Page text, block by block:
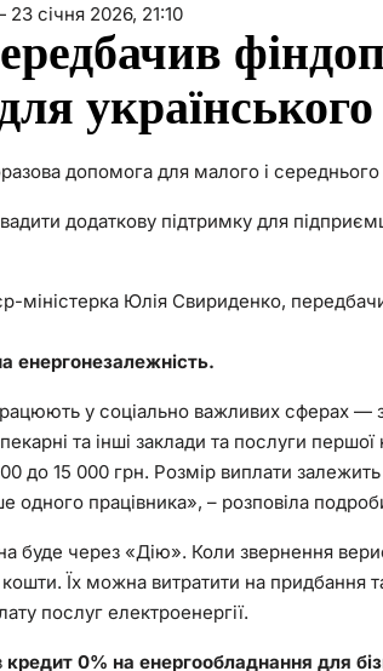
23 січня 2026, 21:10
українського
допомога для малого і середнього
додаткову підтримку для
міністерка Юлія Свириденко,
енергонезалежність.
у соціально важливих сферах —
та інші заклади та послуги
до 15 000 грн. Розмір виплати
одного працівника», – розповіла
буде через «Дію». Коли звернення
кошти. Їх можна витратити на придбання
послуг електроенергії.
кредит 0% на енергообладнання для